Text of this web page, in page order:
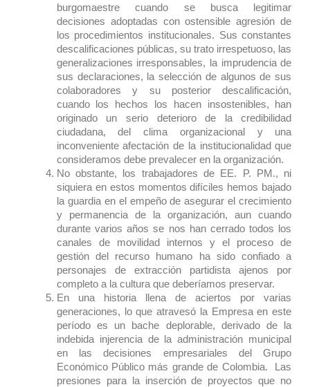
burgomaestre cuando se busca legitimar
decisiones adoptadas con ostensible agresión de
los procedimientos institucionales. Sus constantes
descalificaciones públicas, su trato irrespetuoso, las
generalizaciones irresponsables, la imprudencia de
sus declaraciones, la selección de algunos de sus
colaboradores y su posterior descalificación,
cuando los hechos los hacen insostenibles, han
originado un serio deterioro de la credibilidad
ciudadana, del clima organizacional y una
inconveniente afectación de la institucionalidad que
consideramos debe prevalecer en la organización.
No obstante, los trabajadores de EE. P. PM., ni
siquiera en estos momentos difíciles hemos bajado
la guardia en el empeño de asegurar el crecimiento
y permanencia de la organización, aun cuando
durante varios años se nos han cerrado todos los
canales de movilidad internos y el proceso de
gestión del recurso humano ha sido confiado a
personajes de extracción partidista ajenos por
completo a la cultura que deberíamos preservar.
En una historia llena de aciertos por varias
generaciones, lo que atravesó la Empresa en este
período es un bache deplorable, derivado de la
indebida injerencia de la administración municipal
en las decisiones empresariales del Grupo
Económico Público más grande de Colombia. Las
presiones para la inserción de proyectos que no